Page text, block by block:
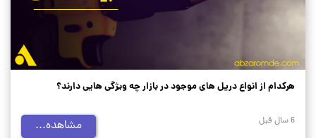
هرکدام از انواع دریل های موجود در بازار چه ویژگی هایی دارند؟
6 سال قبل مشاهده...